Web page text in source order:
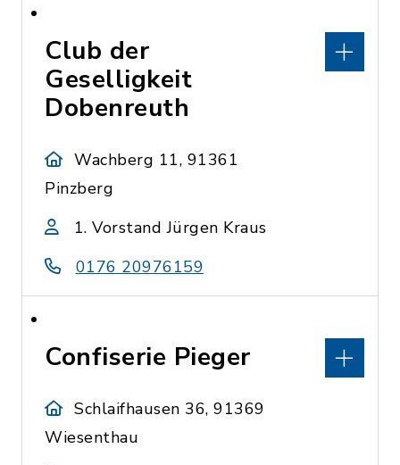
Club der
Geselligkeit
Dobenreuth
Wachberg 11, 91361
Pinzberg
1. Vorstand Jürgen Kraus
0176 20976159
Confiserie Pieger
Schlaifhausen 36, 91369
Wiesenthau